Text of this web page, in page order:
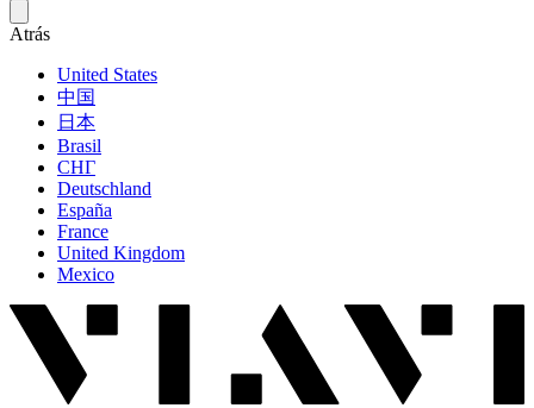
Atrás
United States
中国
日本
Brasil
СНГ
Deutschland
España
France
United Kingdom
Mexico